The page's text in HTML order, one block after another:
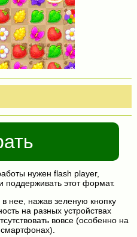
нужен flash player,
поддерживать этот формат.
нее, нажав зеленую кнопку
на разных устройствах
вовсе (особенно на